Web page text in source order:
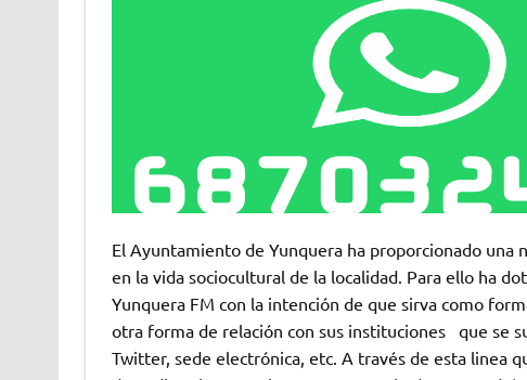
El Ayuntamiento de Yunquera ha proporcionado
en la vida sociocultural de la localidad. Para ello ha
Yunquera FM con la intención de que sirva como
otra forma de relación con sus instituciones que se
Twitter, sede electrónica, etc. A través de esta linea